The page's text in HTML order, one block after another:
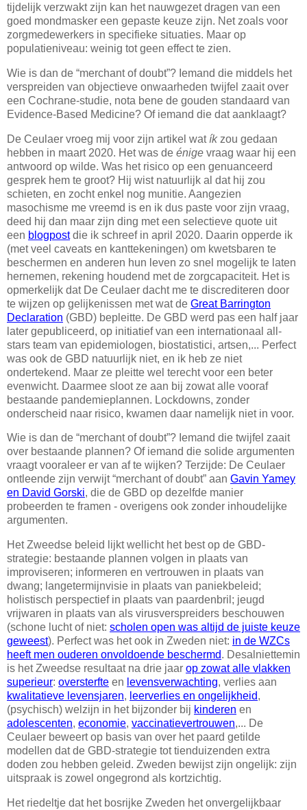
tijdelijk verzwakt zijn kan het nauwgezet dragen van een
goed mondmasker een gepaste keuze zijn. Net zoals voor
zorgmedewerkers in specifieke situaties. Maar op
populatieniveau: weinig tot geen effect te zien.
Wie is dan de “merchant of doubt”? Iemand die middels het
verspreiden van objectieve onwaarheden twijfel zaait over
een Cochrane-studie, nota bene de gouden standaard van
Evidence-Based Medicine? Of iemand die dat aanklaagt?
De Ceulaer vroeg mij voor zijn artikel wat ík zou gedaan
hebben in maart 2020. Het was de énige vraag waar hij een
antwoord op wilde. Was het risico op een genuanceerd
gesprek hem te groot? Hij wist natuurlijk al dat hij zou
schieten, en zocht enkel nog munitie. Aangezien
masochisme me vreemd is en ik dus paste voor zijn vraag,
deed hij dan maar zijn ding met een selectieve quote uit
een blogpostdie ik schreef in april 2020. Daarin opperde ik
(met veel caveats en kanttekeningen) om kwetsbaren te
beschermen en anderen hun leven zo snel mogelijk te laten
hernemen, rekening houdend met de zorgcapaciteit. Het is
opmerkelijk dat De Ceulaer dacht me te discrediteren door
te wijzen op gelijkenissen met wat de Great Barrington
Declaration (GBD) bepleitte. De GBD werd pas een half jaar
later gepubliceerd, op initiatief van een internationaal all-
stars team van epidemiologen, biostatistici, artsen,... Perfect
was ook de GBD natuurlijk niet, en ik heb ze niet
ondertekend. Maar ze pleitte wel terecht voor een beter
evenwicht. Daarmee sloot ze aan bij zowat alle vooraf
bestaande pandemieplannen. Lockdowns, zonder
onderscheid naar risico, kwamen daar namelijk niet in voor.
Wie is dan de “merchant of doubt”? Iemand die twijfel zaait
over bestaande plannen? Of iemand die solide argumenten
vraagt vooraleer er van af te wijken? Terzijde: De Ceulaer
ontleende zijn verwijt “merchant of doubt” aan Gavin Yamey
en David Gorski, die de GBD op dezelfde manier
probeerden te framen - overigens ook zonder inhoudelijke
argumenten.
Het Zweedse beleid lijkt wellicht het best op de GBD-
strategie: bestaande plannen volgen in plaats van
improviseren; informeren en vertrouwen in plaats van
dwang; langetermijnvisie in plaats van paniekbeleid;
holistisch perspectief in plaats van paardenbril; jeugd
vrijwaren in plaats van als virusverspreiders beschouwen
(schone lucht of niet: scholen open was altijd de juiste keuze
geweest). Perfect was het ook in Zweden niet: in de WZCs
heeft men ouderen onvoldoende beschermd. Desalniettemin
is het Zweedse resultaat na drie jaar op zowat alle vlakken
superieur: oversterfte en levensverwachting, verlies aan
kwalitatieve levensjaren, leerverlies en ongelijkheid,
(psychisch) welzijn in het bijzonder bij kinderen en
adolescenten, economie, vaccinatievertrouwen,... De
Ceulaer beweert op basis van over het paard getilde
modellen dat de GBD-strategie tot tienduizenden extra
doden zou hebben geleid. Zweden bewijst zijn ongelijk: zijn
uitspraak is zowel ongegrond als kortzichtig.
Het riedeltje dat het bosrijke Zweden het onvergelijkbaar